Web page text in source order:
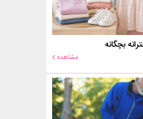
بچگانه
مشاهده